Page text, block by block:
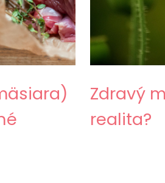
Zdravý
realita?